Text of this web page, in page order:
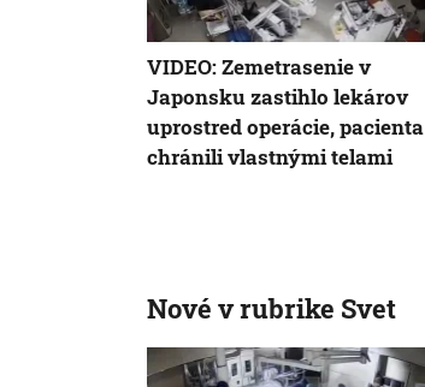
VIDEO: Zemetrasenie v
Japonsku zastihlo lekárov
uprostred operácie, pacienta
chránili vlastnými telami
Nové v rubrike Svet